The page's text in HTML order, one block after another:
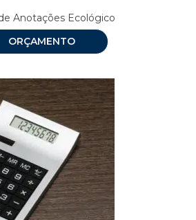
Anotações Ecológico
ORÇAMENTO